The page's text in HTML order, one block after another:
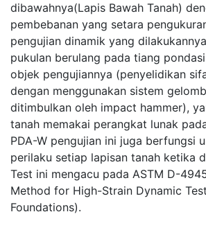
dibawahnya(Lapis Bawah Tanah)
pembebanan yang setara
pengujian dinamik yang
pukulan berulang pada tiang
objek pengujiannya (penyelidikan
dengan menggunakan sistem
ditimbulkan oleh impact hammer),
tanah memakai perangkat lunak
PDA-W pengujian ini juga berfungsi
perilaku setiap lapisan tanah ketika
Test ini mengacu pada ASTM D-
Method for High-Strain Dynamic
Foundations).